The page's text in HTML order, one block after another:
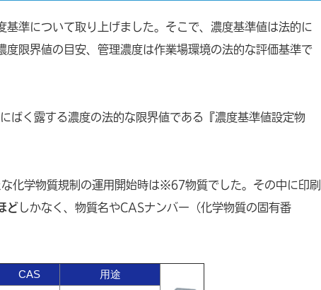
準について取り上げました。そこで、濃度基準値は法的に
限界値の目安、管理濃度は作業場環境の法的な評価基準で
く露する濃度の法的な限界値である『濃度基準値設定物
化学物質規制の運用開始時は※67物質でした。その中に印刷
どしかなく、物質名やCASナンバー（化学物質の固有番
CAS 用途